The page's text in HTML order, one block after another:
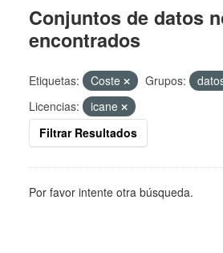
Conjuntos de datos
encontrados
Etiquetas: Coste Grupos:
Licencias:
icane
Filtrar Resultados
Por favor intente otra búsqueda.